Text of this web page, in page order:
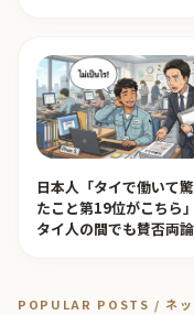
日本人「タイで働いて
たこと第19位がこちら
タイ人の間でも賛否両論
POPULAR POSTS / ネッ